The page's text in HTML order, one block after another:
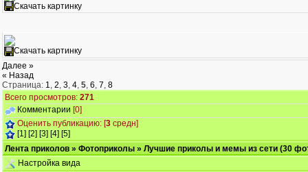
Скачать картинку
Скачать картинку
Далее »
« Назад
Страница: 1, 2, 3, 4, 5, 6, 7, 8
Всего просмотров: 271
Комментарии [0]
Оценить публикацию: [3 средн]
[1] [2] [3] [4] [5]
Лента приколов » Фотоприколы » Лучшие приколы и мемы из сети (30
Настройка вида